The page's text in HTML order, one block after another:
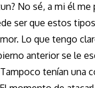
No sé, a mi él me
ser que estos
Lo que tengo
anterior se le
tenían una